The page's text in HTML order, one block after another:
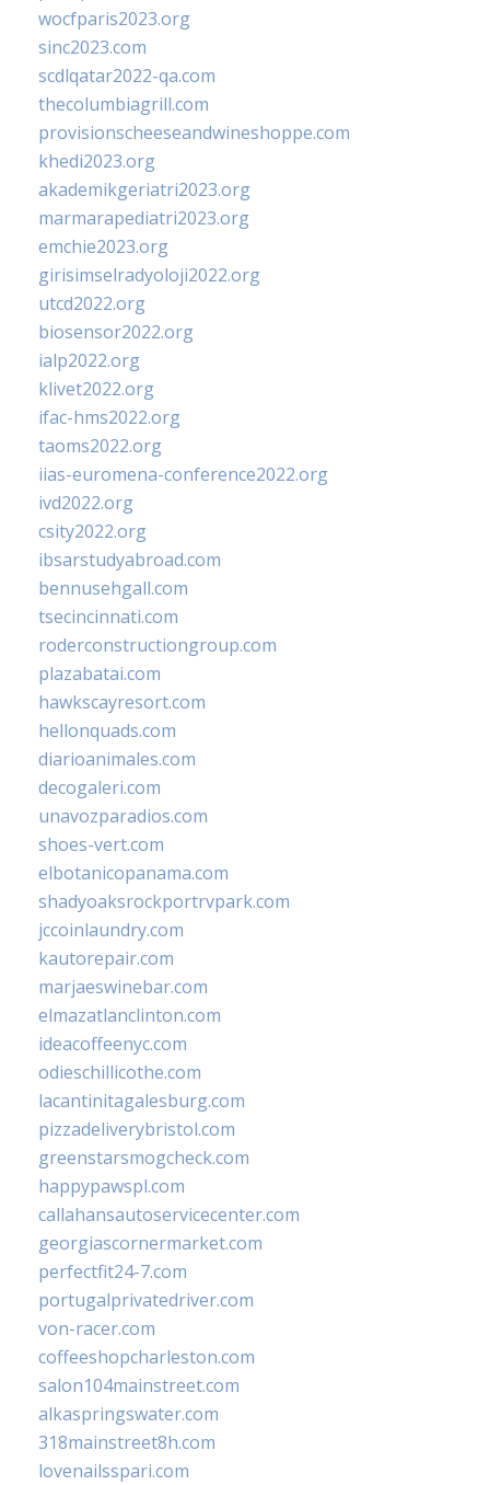
wocfparis2023.org
sinc2023.com
scdlqatar2022-qa.com
thecolumbiagrill.com
provisionscheeseandwineshoppe.com
khedi2023.org
akademikgeriatri2023.org
marmarapediatri2023.org
emchie2023.org
girisimselradyoloji2022.org
utcd2022.org
biosensor2022.org
ialp2022.org
klivet2022.org
ifac-hms2022.org
taoms2022.org
iias-euromena-conference2022.org
ivd2022.org
csity2022.org
ibsarstudyabroad.com
bennusehgall.com
tsecincinnati.com
roderconstructiongroup.com
plazabatai.com
hawkscayresort.com
hellonquads.com
diarioanimales.com
decogaleri.com
unavozparadios.com
shoes-vert.com
elbotanicopanama.com
shadyoaksrockportrvpark.com
jccoinlaundry.com
kautorepair.com
marjaeswinebar.com
elmazatlanclinton.com
ideacoffeenyc.com
odieschillicothe.com
lacantinitagalesburg.com
pizzadeliverybristol.com
greenstarsmogcheck.com
happypawspl.com
callahansautoservicecenter.com
georgiascornermarket.com
perfectfit24-7.com
portugalprivatedriver.com
von-racer.com
coffeeshopcharleston.com
salon104mainstreet.com
alkaspringswater.com
318mainstreet8h.com
lovenailsspari.com